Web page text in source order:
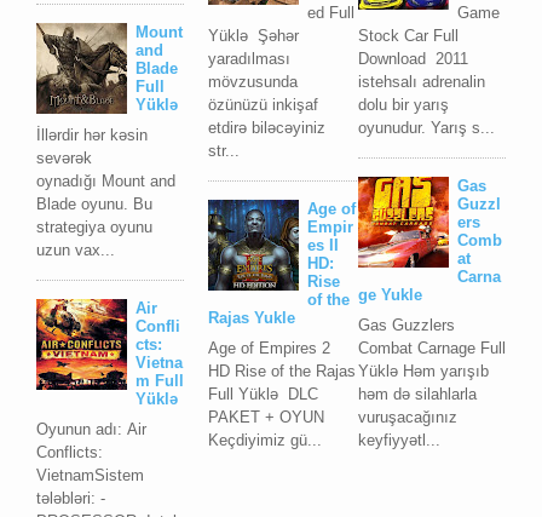
Mount
and
Blade
Full
Yüklə
İllərdir hər kəsin
sevərək
oynadığı Mount and
Blade oyunu. Bu
strategiya oyunu
uzun vax...
Air
Confli
cts:
Vietna
m Full
Yüklə
Oyunun adı: Air
Conflicts:
VietnamSistem
tələbləri: -
Game
Stock Car Full
Download 2011
istehsalı adrenalin
dolu bir yarış
oyunudur. Yarış s...
Gas
Guzzl
ers
Comb
at
Carna
ge Yukle
Gas Guzzlers
Combat Carnage Full
Yüklə Həm yarışıb
həm də silahlarla
vuruşacağınız
keyfiyyətl...
ed Full
Yüklə Şəhər
yaradılması
mövzusunda
özünüzü inkişaf
etdirə biləcəyiniz
str...
Age of
Empir
es II
HD:
Rise
of the
Rajas Yukle
Age of Empires 2
HD Rise of the Rajas
Full Yüklə DLC
PAKET + OYUN
Keçdiyimiz gü...